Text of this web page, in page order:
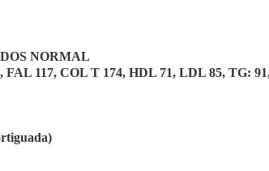
NORMAL
117, COL T 174, HDL 71, LDL 85, TG: